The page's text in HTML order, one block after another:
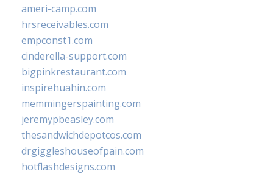
ameri-camp.com
hrsreceivables.com
empconst1.com
cinderella-support.com
bigpinkrestaurant.com
inspirehuahin.com
memmingerspainting.com
jeremypbeasley.com
thesandwichdepotcos.com
drgiggleshouseofpain.com
hotflashdesigns.com